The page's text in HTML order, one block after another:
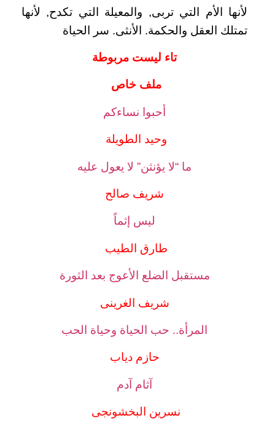
لأنها الأم التي تربى, والمعيلة التي تكدح, لأنها
تمتلك العقل والحكمة. الأنثى. سر الحياة
تاء ليست مربوطة
ملف خاص
أحبوا نساءكم
وحيد الطويلة
ما “لا يؤنثن” لا يعول عليه
شريف صالح
ليس إثماً
طارق الطيب
مستقبل الضلع الأعوج بعد الثورة
شريف الغرينى
المرأة.. حب الحياة وحياة الحب
حازم دياب
آثام آدم
نسرين البخشونجى